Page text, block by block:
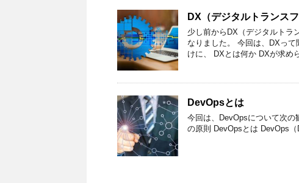
DX（デジタルトランス
少し前からDX（デジタルトラ
なりました。 今回は、DXっ
けに、 DXとは何か DXが求め
DevOpsとは
今回は、DevOpsについて次
の原則 DevOpsとは DevOps